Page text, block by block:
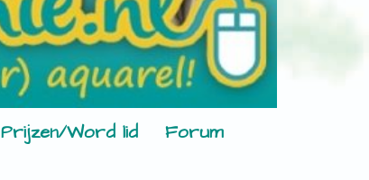
Prijzen/Word lid
Forum